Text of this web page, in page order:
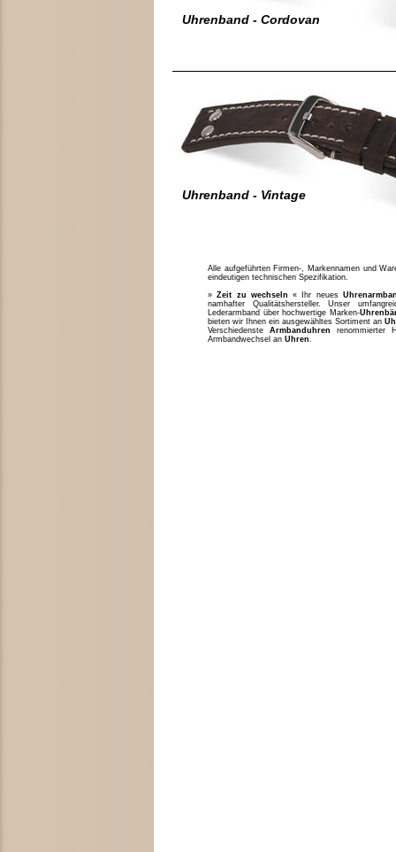
Uhrenband - Cordovan
Uhrenband - Vintage
Alle aufgeführten Firmen-, Markennamen und
eindeutigen technischen Spezifikation.
»Zeit zu wechseln « Ihr neues
namhafter Qualitätshersteller. Unser
Lederarmband über hochwertige Marken-
bieten wir Ihnen ein ausgewähltes Sortiment an
Verschiedenste Armbanduhren renommierter
Armbandwechsel an Uhren.